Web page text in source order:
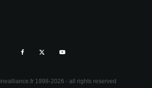
1998-2026 - all rights reserved